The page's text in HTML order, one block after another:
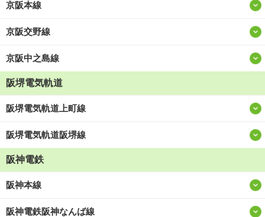
京阪本線
京阪交野線
京阪中之島線
阪堺電気軌道
阪堺電気軌道上町線
阪堺電気軌道阪堺線
阪神電鉄
阪神本線
阪神電鉄阪神なんば線